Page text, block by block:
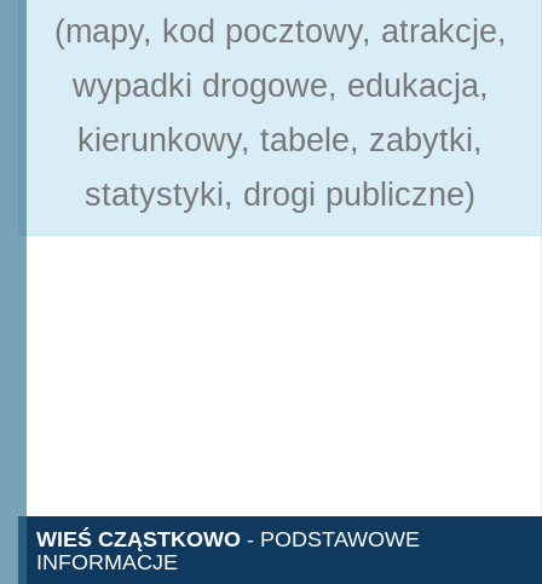
(mapy, kod pocztowy, atrakcje,
wypadki drogowe, edukacja,
kierunkowy, tabele, zabytki,
statystyki, drogi publiczne)
WIEŚ CZĄSTKOWO - PODSTAWOWE
INFORMACJE